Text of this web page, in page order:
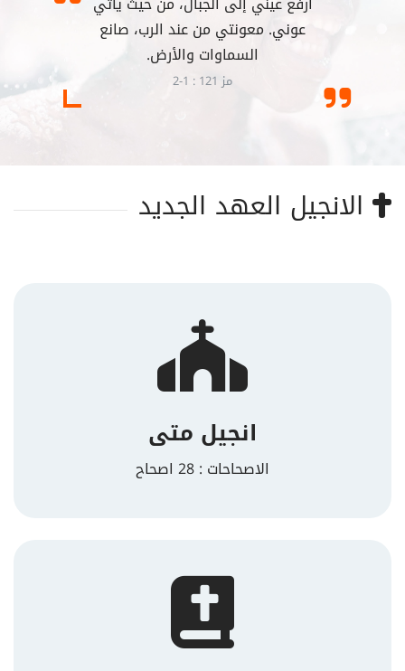
عوني. معونتي من عند الرب، صانع
السماوات والأرض.
مز 121 : 1-2
الانجيل العهد الجديد
انجيل متى
الاصحاحات : 28 اصحاح